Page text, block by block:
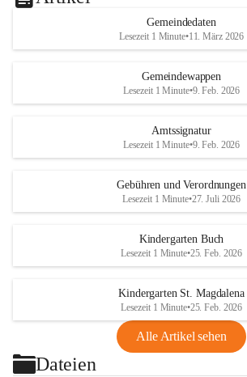
Gemeindedaten
Lesezeit 1 Minute•11. März 2026
Gemeindewappen
Lesezeit 1 Minute•9. Feb. 2026
Amtssignatur
Lesezeit 1 Minute•9. Feb. 2026
Gebühren und Verordnungen
Lesezeit 1 Minute•27. Juli 2026
Kindergarten Buch
Lesezeit 1 Minute•25. Feb. 2026
Kindergarten St. Magdalena
Lesezeit 1 Minute•25. Feb. 2026
Alle Artikel sehen
Dateien